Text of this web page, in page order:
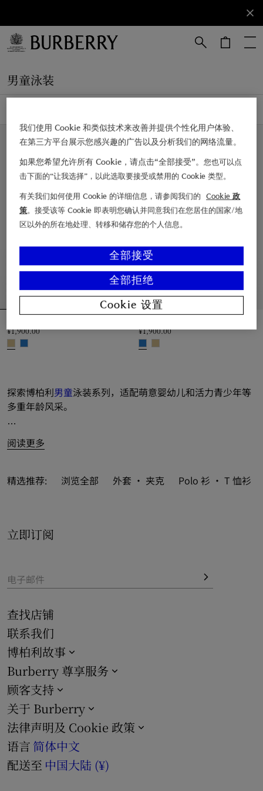
订阅获取
Burberry
品牌资
男童泳装
探索博柏利男童泳装系列，适配萌意婴幼儿和活力青少年等
多重年龄风采。
徽标（EKD）等品牌元素，亦点缀缤纷新季图案。贴心融入
男士泳装系列设计，成就温情亲子时刻。
阅读更多
4 – 14 岁
¥1,900.00
4 – 14 岁
¥1,900.00
精选推荐: 浏览全部 外套 · 夹克 Polo 衫 · T 恤衫
立即订阅
电子邮件
查找店铺
联系我们
博柏利故事
Burberry 尊享服务
顾客支持
关于 Burberry
法律声明及 Cookie 政策
语言 简体中文
配送至 中国大陆 (¥)
我们使用 Cookie 和类似技术来改善并提供个性化用户体验、
在第三方平台展示您感兴趣的广告以及分析我们的网络流量。
如果您希望允许所有 Cookie，请点击“全部接受”。您也可以点
击下面的“让我选择”，以此选取要接受或禁用的 Cookie 类型。
有关我们如何使用 Cookie 的详细信息，请参阅我们的
Cookie 政
策。接受该等 Cookie 即表明您确认并同意我们在您居住的国家/地
区以外的所在地处理、转移和储存您的个人信息。
全部拒绝
全部接受
Cookie 设置